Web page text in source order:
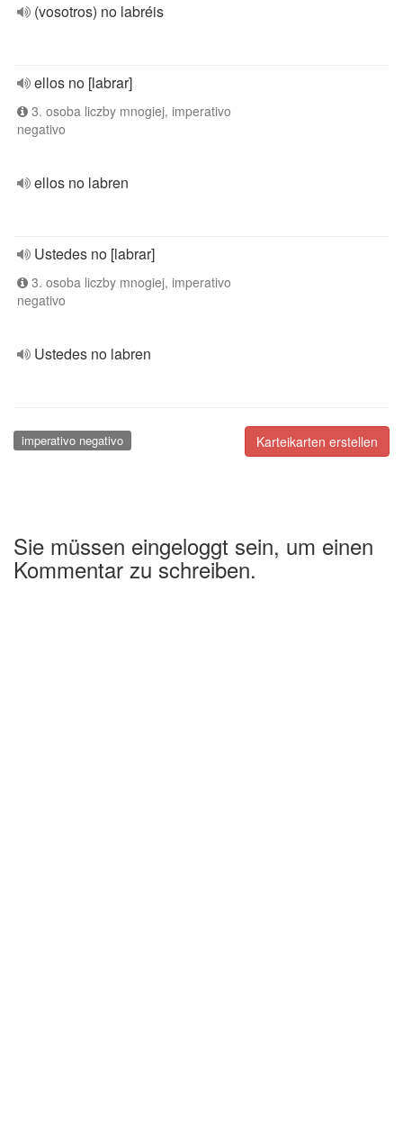
(vosotros) no labréis
ellos no [labrar]
3. osoba liczby mnogiej, imperativo
negativo
ellos no labren
Ustedes no [labrar]
3. osoba liczby mnogiej, imperativo
negativo
Ustedes no labren
Karteikarten erstellen
imperativo negativo
Sie müssen eingeloggt sein, um einen
Kommentar zu schreiben.